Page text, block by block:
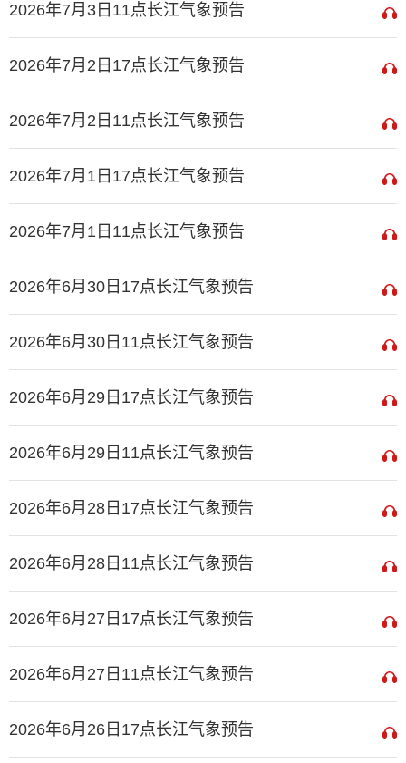
2026年7月3日11点长江气象预告
2026年7月2日17点长江气象预告
2026年7月2日11点长江气象预告
2026年7月1日17点长江气象预告
2026年7月1日11点长江气象预告
2026年6月30日17点长江气象预告
2026年6月30日11点长江气象预告
2026年6月29日17点长江气象预告
2026年6月29日11点长江气象预告
2026年6月28日17点长江气象预告
2026年6月28日11点长江气象预告
2026年6月27日17点长江气象预告
2026年6月27日11点长江气象预告
2026年6月26日17点长江气象预告